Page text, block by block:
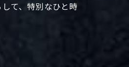
て、特別なひと時